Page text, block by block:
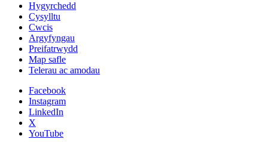
Hygyrchedd
Cysylltu
Cwcis
Argyfyngau
Preifatrwydd
Map safle
Telerau ac amodau
Facebook
Instagram
LinkedIn
X
YouTube